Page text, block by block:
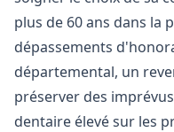
plus de 60 ans dans la
dépassements
départemental, un
préserver des
dentaire élevé sur les